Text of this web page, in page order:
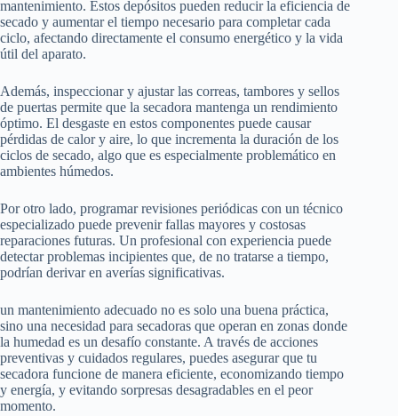
mantenimiento. Estos depósitos pueden reducir la eficiencia de
secado y aumentar el tiempo necesario para completar cada
ciclo, afectando directamente el consumo energético y la vida
útil del aparato.
Además, inspeccionar y ajustar las correas, tambores y sellos
de puertas permite que la secadora mantenga un rendimiento
óptimo. El desgaste en estos componentes puede causar
pérdidas de calor y aire, lo que incrementa la duración de los
ciclos de secado, algo que es especialmente problemático en
ambientes húmedos.
Por otro lado, programar revisiones periódicas con un técnico
especializado puede prevenir fallas mayores y costosas
reparaciones futuras. Un profesional con experiencia puede
detectar problemas incipientes que, de no tratarse a tiempo,
podrían derivar en averías significativas.
un mantenimiento adecuado no es solo una buena práctica,
sino una necesidad para secadoras que operan en zonas donde
la humedad es un desafío constante. A través de acciones
preventivas y cuidados regulares, puedes asegurar que tu
secadora funcione de manera eficiente, economizando tiempo
y energía, y evitando sorpresas desagradables en el peor
momento.